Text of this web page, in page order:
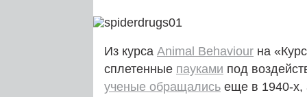
Из курса Animal Behaviour на
сплетенные пауками под
ученые обращались еще в 1940‑х,